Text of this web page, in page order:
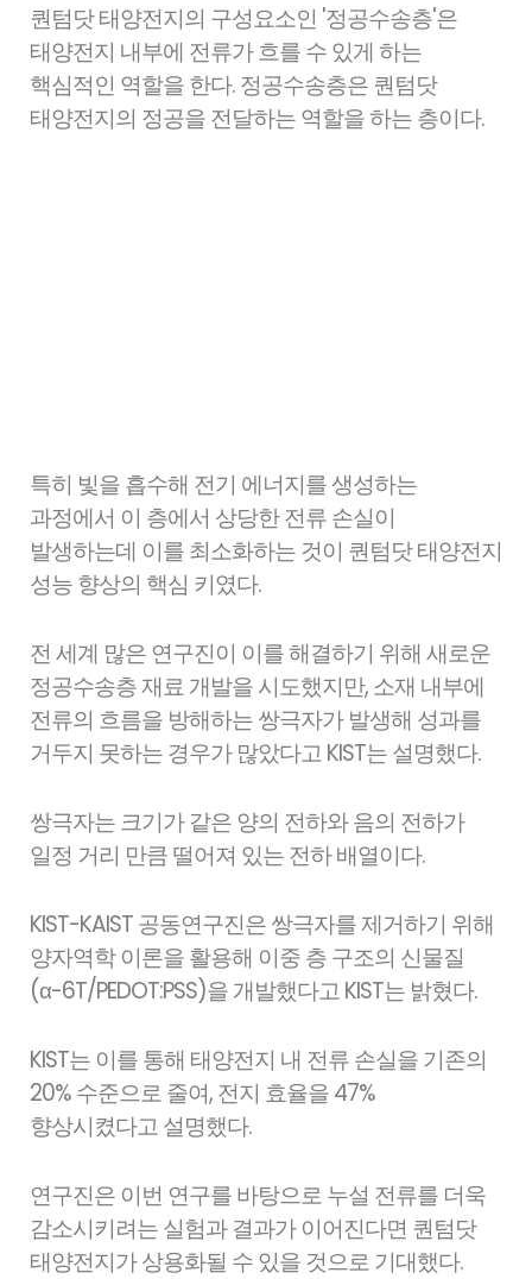
퀀텀닷 태양전지의 구성요소인 '정공수송층'은
태양전지 내부에 전류가 흐를 수 있게 하는
핵심적인 역할을 한다. 정공수송층은 퀀텀닷
태양전지의 정공을 전달하는 역할을 하는 층이다.
특히 빛을 흡수해 전기 에너지를 생성하는
과정에서 이 층에서 상당한 전류 손실이
발생하는데 이를 최소화하는 것이 퀀텀닷 태양전지
성능 향상의 핵심 키였다.
전 세계 많은 연구진이 이를 해결하기 위해 새로운
정공수송층 재료 개발을 시도했지만, 소재 내부에
전류의 흐름을 방해하는 쌍극자가 발생해 성과를
거두지 못하는 경우가 많았다고 KIST는 설명했다.
쌍극자는 크기가 같은 양의 전하와 음의 전하가
일정 거리 만큼 떨어져 있는 전하 배열이다.
KIST-KAIST 공동연구진은 쌍극자를 제거하기 위해
양자역학 이론을 활용해 이중 층 구조의 신물질
(α-6T/PEDOT:PSS)을 개발했다고 KIST는 밝혔다.
KIST는 이를 통해 태양전지 내 전류 손실을 기존의
20% 수준으로 줄여, 전지 효율을 47%
향상시켰다고 설명했다.
연구진은 이번 연구를 바탕으로 누설 전류를 더욱
감소시키려는 실험과 결과가 이어진다면 퀀텀닷
태양전지가 상용화될 수 있을 것으로 기대했다.